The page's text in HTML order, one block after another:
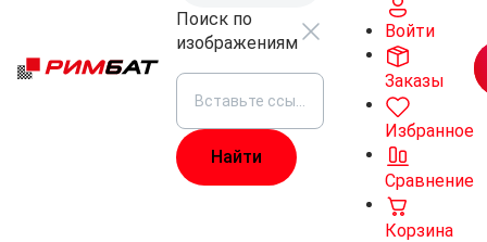
Поиск по
изображениям
Войти
Заказы
Избранное
Сравнение
Корзина